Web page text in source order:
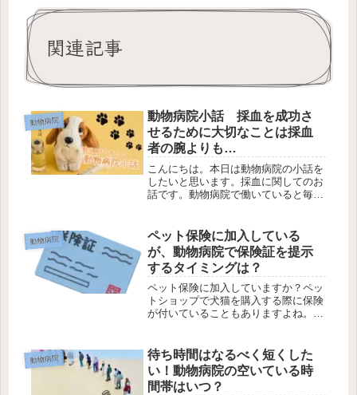
関連記事
動物病院
動物病院小話 採血を成功さ
せるために大切なことは採血
者の腕よりも…
こんにちは。本日は動物病院の小話を
したいと思います。採血に関してのお
話です。動物病院で働いていると毎日
かれることがよくあるのですが、採血
部位は大きく3カ所あります。首、前
肢...
動物病院
ペット保険に加入している
が、動物病院で保険証を提示
するタイミングは？
ペット保険に加入していますか？ペッ
トショップで犬猫を購入する際に保険
が付いていることもありますよね。そ
と感じます。ペット保険を扱っている
会社もかなりたくさん存在していま
す。...
動物病院
待ち時間はなるべく短くした
い！動物病院の空いている時
間帯はいつ？